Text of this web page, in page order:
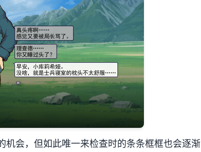
机会，但如此唯一来检查时的条条框框也会逐渐